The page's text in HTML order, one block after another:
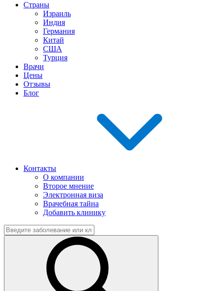
Страны
Израиль
Индия
Германия
Китай
США
Турция
Врачи
Цены
Отзывы
Блог
Контакты
О компании
Второе мнение
Электронная виза
Врачебная тайна
Добавить клинику